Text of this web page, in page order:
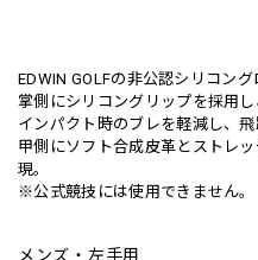
EDWIN GOLFの非公認シリコング
掌側にシリコングリップを採用し
インパクト時のブレを軽減し、
甲側にソフト合成皮革とストレ
現。
※公式競技には使用できません。
メンズ・左手用